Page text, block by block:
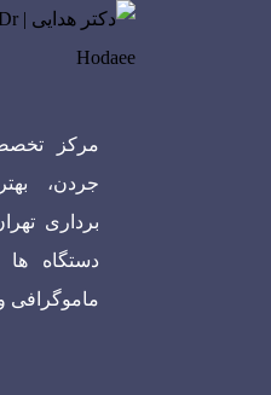
مرکز
جردن،
برداری
دستگاه ها
ماموگرافی